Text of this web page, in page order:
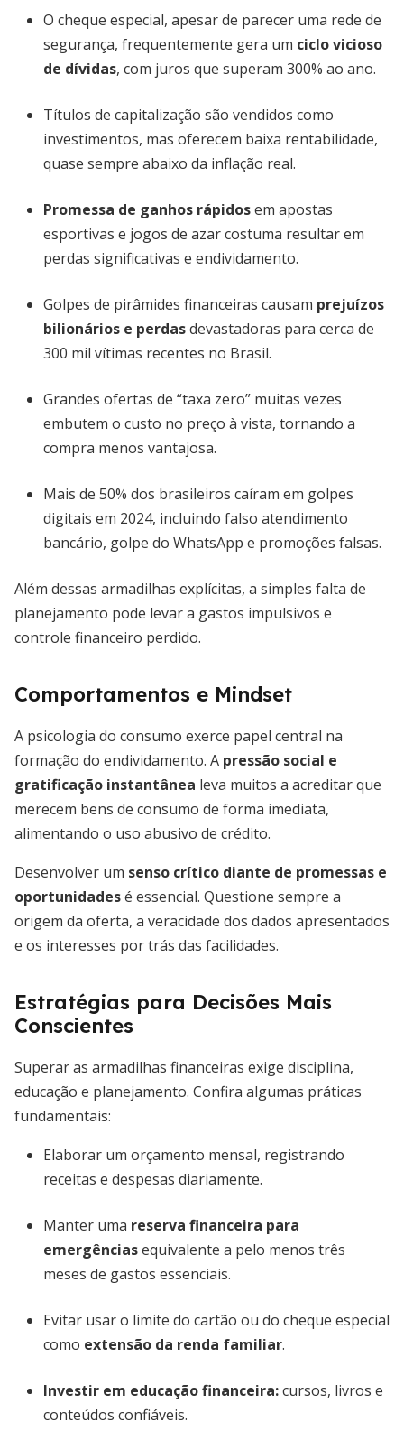
O cheque especial, apesar de parecer uma rede de
segurança, frequentemente gera um ciclo vicioso
de dívidas, com juros que superam 300% ao ano.
Títulos de capitalização são vendidos como
investimentos, mas oferecem baixa rentabilidade,
quase sempre abaixo da inflação real.
Promessa de ganhos rápidosem apostas
esportivas e jogos de azar costuma resultar em
perdas significativas e endividamento.
Golpes de pirâmides financeiras causam prejuízos
bilionários e perdasdevastadoras para cerca de
300 mil vítimas recentes no Brasil.
Grandes ofertas de “taxa zero” muitas vezes
embutem o custo no preço à vista, tornando a
compra menos vantajosa.
Mais de 50% dos brasileiros caíram em golpes
digitais em 2024, incluindo falso atendimento
bancário, golpe do WhatsApp e promoções falsas.
Além dessas armadilhas explícitas, a simples falta de
planejamento pode levar a gastos impulsivos e
controle financeiro perdido.
Comportamentos e Mindset
A psicologia do consumo exerce papel central na
formação do endividamento. A pressão social e
gratificação instantânea leva muitos a acreditar que
merecem bens de consumo de forma imediata,
alimentando o uso abusivo de crédito.
Desenvolver um senso crítico diante de promessas e
oportunidadesé essencial. Questione sempre a
origem da oferta, a veracidade dos dados apresentados
e os interesses por trás das facilidades.
Estratégias para Decisões Mais
Conscientes
Superar as armadilhas financeiras exige disciplina,
educação e planejamento. Confira algumas práticas
fundamentais:
Elaborar um orçamento mensal, registrando
receitas e despesas diariamente.
Manter uma reserva financeira para
emergênciasequivalente a pelo menos três
meses de gastos essenciais.
Evitar usar o limite do cartão ou do cheque especial
como extensão da renda familiar.
Investir em educação financeira:cursos, livros e
conteúdos confiáveis.